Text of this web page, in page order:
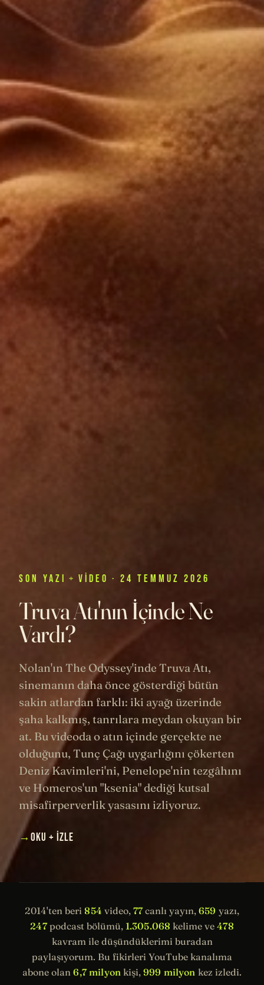
SON YAZI + VIDEO · 24 TEMMUZ 2026
Truva Atı'nın İçinde Ne
Vardı?
Nolan'ın The Odyssey'inde Truva Atı,
sinemanın daha önce gösterdiği bütün
sakin atlardan farklı: iki ayağı üzerinde
şaha kalkmış, tanrılara meydan okuyan bir
at. Bu videoda o atın içinde gerçekte ne
olduğunu, Tunç Çağı uygarlığını çökerten
Deniz Kavimleri'ni, Penelope'nin tezgâhını
ve Homeros'un "ksenia" dediği kutsal
misafirperverlik yasasını izliyoruz.
→ OKU + İZLE
2014'ten beri854 video, 77canlı yayın,659 yazı,
247podcast bölümü, 1.305.068 kelime ve478
kavram ile düşündüklerimi buradan
paylaşıyorum. Bu fikirleri YouTube kanalıma
abone olan6,7 milyon kişi, 999 milyon kez izledi.